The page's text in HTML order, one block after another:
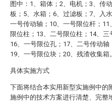
图中：1、箱体；2、电机；3、传
板；5、水箱；6、过滤板；7、入
一号传动轴；10、一号限位杆；
限位柱；13、二号限位柱；14、三
16、一号限位孔；17、二号传动轴
19、一号限位块；20、残渣收集箱。
具体实施方式
下面将结合本实用新型实施例中的
施例中的技术方案进行清楚、完整